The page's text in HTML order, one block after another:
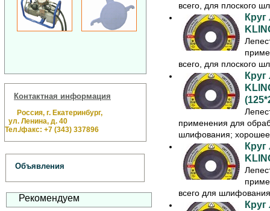
Контактная информация
Россия, г. Екатеринбург,
ул. Ленина, д. 40
Тел./факс: +7 (343) 337896
Объявления
Рекомендуем
всего, для плоского
всего, для плоского
применения для
шлифования;
всего для